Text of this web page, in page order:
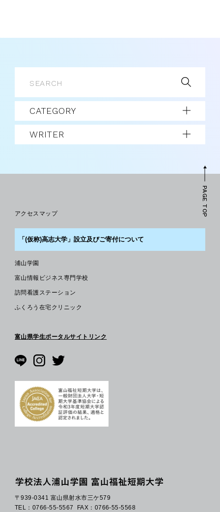
CATEGORY
WRITER
〒939-0341 富山県射水市三ケ579
TEL：0766-55-5567
FAX：0766-55-5568
アクセスマップ
「(仮称)高志大学」設立及びご寄付について
浦山学園
富山情報ビジネス専門学校
訪問看護ステーション
ふくろう在宅クリニック
富山県学生ポータルサイトリンク
PAGE TOP